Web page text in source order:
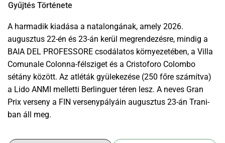
Gyűjtés Története
A harmadik kiadása a natalongának, amely 2026.
augusztus 22-én és 23-án kerül megrendezésre, mindig a
BAIA DEL PROFESSORE csodálatos környezetében, a Villa
Comunale Colonna-félsziget és a Cristoforo Colombo
sétány között. Az atléták gyülekezése (250 főre számítva)
a Lido ANMI melletti Berlinguer téren lesz. A neves Gran
Prix verseny a FIN versenypályáin augusztus 23-án Trani-
ban áll meg.